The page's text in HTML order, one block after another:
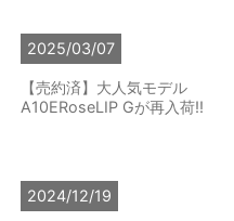
2025/03/07
【売約済】大人気モデル
A10ERoseLIP Gが再入荷!!
2024/12/19